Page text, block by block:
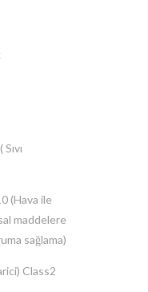
(Hava ile
maddelere
sağlama)
Class2